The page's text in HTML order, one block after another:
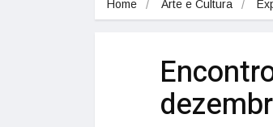
Home Arte e Cultura